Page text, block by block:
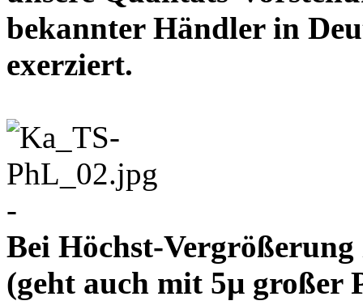
bekannter Händler in
exerziert.
-
Bei Höchst-
(geht auch mit 5µ großer